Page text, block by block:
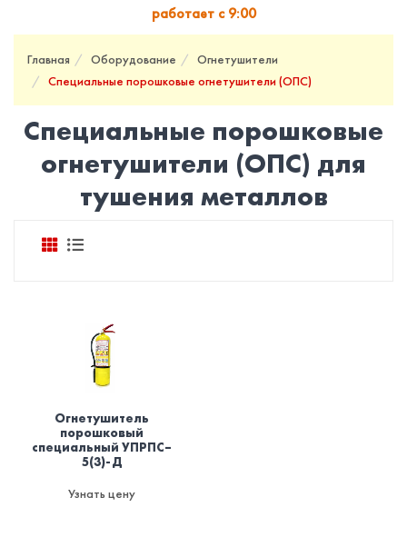
работает с 9:00
Главная Оборудование
Огнетушители
​Специальные порошковые огнетушители (ОПС)
Специальные порошковые
огнетушители (ОПС) для
тушения металлов
Огнетушитель
порошковый
специальный УПРПС–
5(3)-Д
Узнать цену